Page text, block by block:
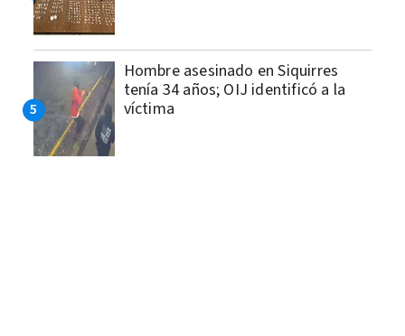
Hombre asesinado en Siquirres
tenía 34 años; OIJ identificó a la
víctima